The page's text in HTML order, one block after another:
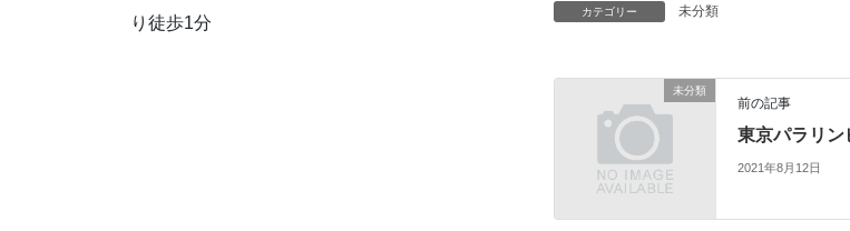
カテゴリー 未分類
未分類
前の記事
東京パラリン
2021年8月12日
り徒歩1分